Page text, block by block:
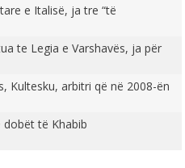
e Italisë, ja tre “të
te Legia e Varshavës, ja për
Kultesku, arbitri që në 2008-ën
dobët të Khabib